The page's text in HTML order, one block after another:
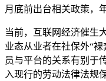
月底前出台相关政策，
当前，互联网经济催生
业态从业者在社保外“
员与平台的关系有别于
入现行的劳动法律法规